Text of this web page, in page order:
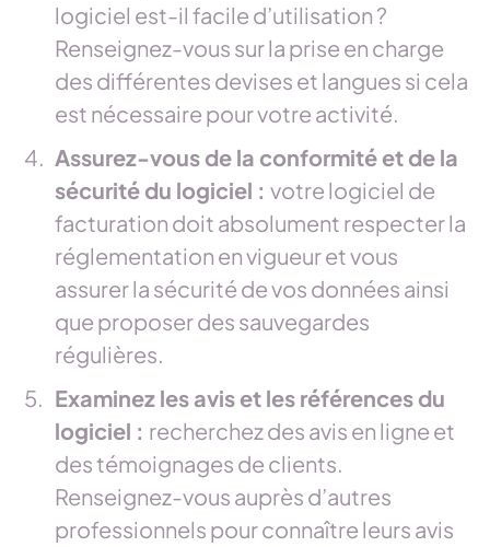
logiciel est-il facile d’utilisation ?
Renseignez-vous sur la prise en charge
des différentes devises et langues si cela
est nécessaire pour votre activité.
Assurez-vous de la conformité et de la
sécurité du logiciel : votre logiciel de
facturation doit absolument respecter la
réglementation en vigueur et vous
assurer la sécurité de vos données ainsi
que proposer des sauvegardes
régulières.
Examinez les avis et les références du
logiciel : recherchez des avis en ligne et
des témoignages de clients.
Renseignez-vous auprès d’autres
professionnels pour connaître leurs avis